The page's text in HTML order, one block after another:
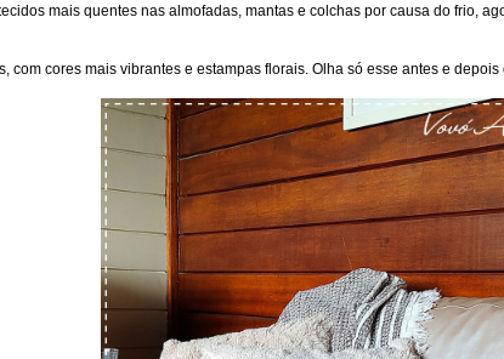
mais quentes nas almofadas, mantas e colchas por causa do frio,
com cores mais vibrantes e estampas florais. Olha só esse antes e